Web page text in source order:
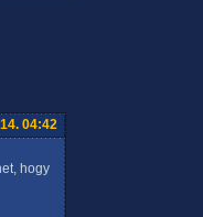
04:42
hogy